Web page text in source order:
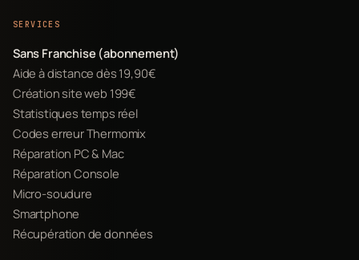
SERVICES
Sans Franchise (abonnement)
Aide à distance dès 19,90€
Création site web 199€
Statistiques temps réel
Codes erreur Thermomix
Réparation PC & Mac
Réparation Console
Micro-soudure
Smartphone
Récupération de données